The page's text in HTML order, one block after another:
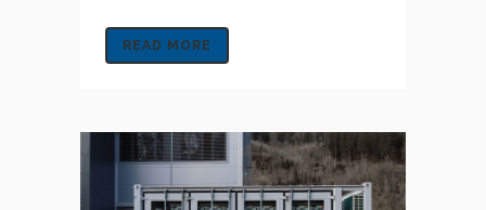
READ MORE